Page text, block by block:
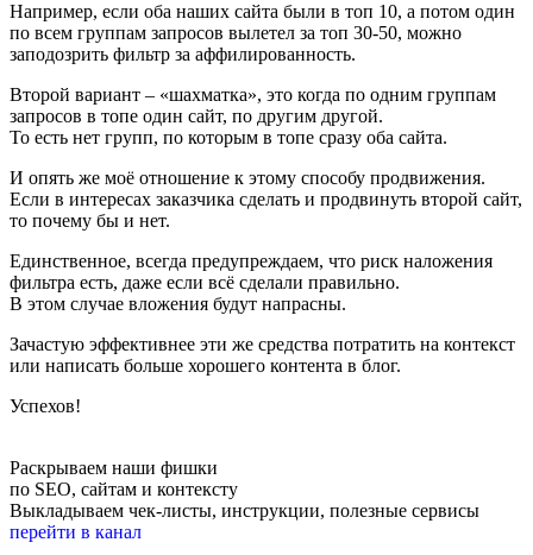
Например, если оба наших сайта были в топ 10, а потом один
по всем группам запросов вылетел за топ 30-50, можно
заподозрить фильтр за аффилированность.
Второй вариант – «шахматка», это когда по одним группам
запросов в топе один сайт, по другим другой.
То есть нет групп, по которым в топе сразу оба сайта.
И опять же моё отношение к этому способу продвижения.
Если в интересах заказчика сделать и продвинуть второй сайт,
то почему бы и нет.
Единственное, всегда предупреждаем, что риск наложения
фильтра есть, даже если всё сделали правильно.
В этом случае вложения будут напрасны.
Зачастую эффективнее эти же средства потратить на контекст
или написать больше хорошего контента в блог.
Успехов!
Раскрываем наши фишки
по SEO, сайтам и контексту
Выкладываем чек-листы, инструкции, полезные сервисы
перейти в канал